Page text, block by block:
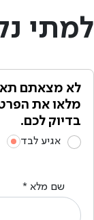
למתי
לא מצאתם
מלאו את
בדיוק לכם.
אגיע לבד
שם מלא *